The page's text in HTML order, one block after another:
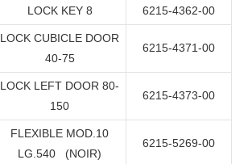
LOCK KEY 8 6215-4362-00
LOCK CUBICLE DOOR
40-75
6215-4371-00
LOCK LEFT DOOR 80-
150
6215-4373-00
FLEXIBLE MOD.10
LG.540
(NOIR)
6215-5269-00